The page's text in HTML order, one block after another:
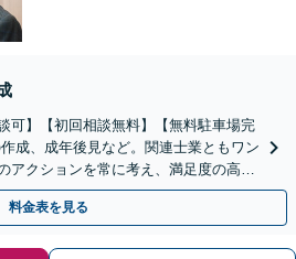
可】【初回相談無料】【無料駐車場完
成、成年後見など。関連士業ともワン
アクションを常に考え、満足度の高い
料金表を見る